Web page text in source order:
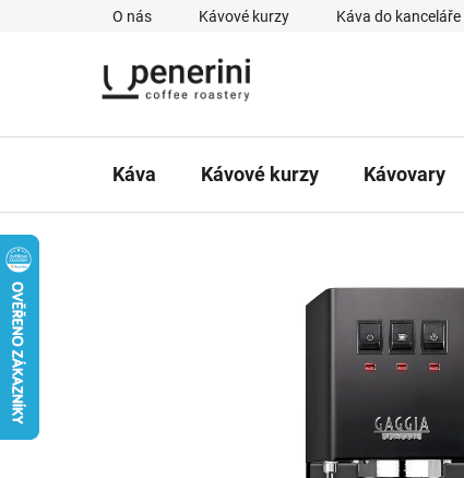
O nás Kávové kurzy Káva do kanceláře
Káva Kávové kurzy Kávovary